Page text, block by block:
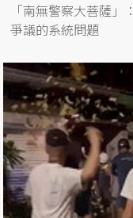
「南無警察大菩薩
爭議的系統問題